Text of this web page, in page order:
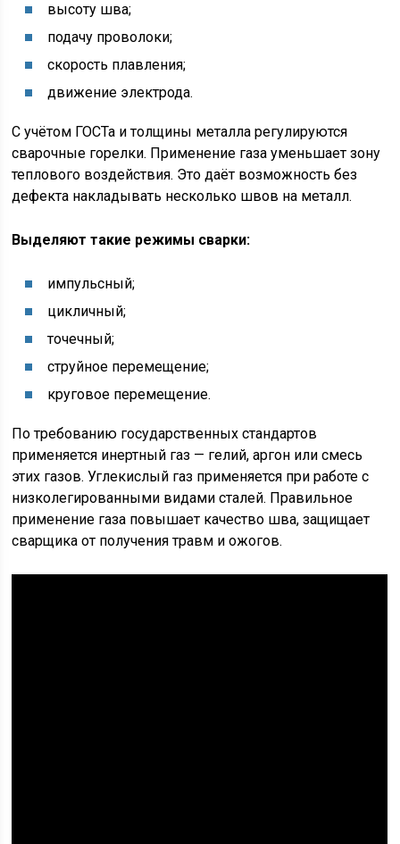
высоту шва;
подачу проволоки;
скорость плавления;
движение электрода.
С учётом ГОСТа и толщины металла регулируются
сварочные горелки. Применение газа уменьшает зону
теплового воздействия. Это даёт возможность без
дефекта накладывать несколько швов на металл.
Выделяют такие режимы сварки:
импульсный;
цикличный;
точечный;
струйное перемещение;
круговое перемещение.
По требованию государственных стандартов
применяется инертный газ — гелий, аргон или смесь
этих газов. Углекислый газ применяется при работе с
низколегированными видами сталей. Правильное
применение газа повышает качество шва, защищает
сварщика от получения травм и ожогов.